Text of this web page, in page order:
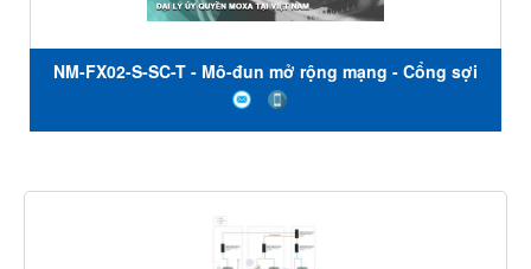
NM-FX02-S-SC-T - Mô-đun mở rộng mạng - Cổng sợi
quang đầu nối SC - Chế độ đơn - Nhiệt độ hoạt động
-40 đến 75℃ - Moxa Việt Nam